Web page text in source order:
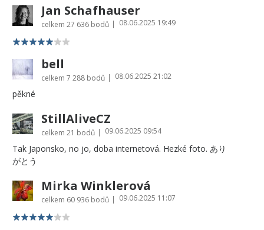
Jan Schafhauser
celkem 27 636 bodů | 08.06.2025 19:49
bell
celkem 7 288 bodů | 08.06.2025 21:02
pěkné
StillAliveCZ
celkem 21 bodů | 09.06.2025 09:54
Tak Japonsko, no jo, doba internetová. Hezké foto. あり
がとう
Mirka Winklerová
celkem 60 936 bodů | 09.06.2025 11:07